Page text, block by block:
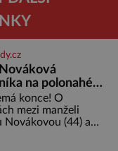
na polonahé
konce! O
mezi manželi
Novákovou (44) a